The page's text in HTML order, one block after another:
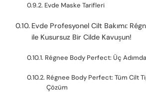
Evde Maske Tarifleri
Evde Profesyonel Cilt Bakımı:
ile Kusursuz Bir Cilde Kavuşun!
Régnee Body Perfect: Üç
Régnee Body Perfect: Tüm Cilt
Çözüm